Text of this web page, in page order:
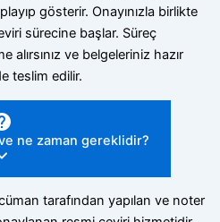
gösterir. Onayınızla birlikte
sürecine başlar. Süreç
ve belgeleriniz hazır
teslim edilir.
ne zaman gereklidir?
tarafından yapılan ve noter